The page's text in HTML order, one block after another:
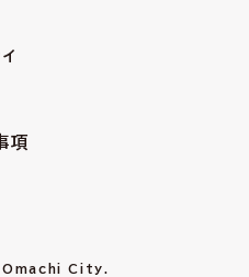
項
City.